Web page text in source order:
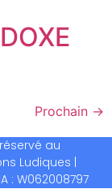
Prochain →
au
Ludiques |
: W062008797